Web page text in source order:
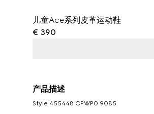
儿童Ace系列皮革运动鞋
€ 390
产品描述
Style ‎455448 CPWP0 9085